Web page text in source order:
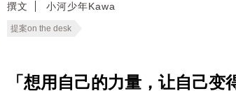
撰文 小河少年Kawa
提案on the desk
「想用自己的力量，让自己